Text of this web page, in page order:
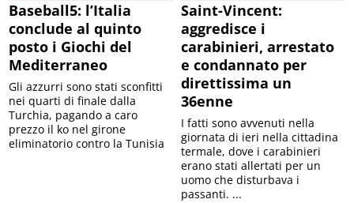
Baseball5: l’Italia
conclude al quinto
posto i Giochi del
Mediterraneo
Gli azzurri sono stati sconfitti
nei quarti di finale dalla
Turchia, pagando a caro
prezzo il ko nel girone
eliminatorio contro la Tunisia
Saint-Vincent:
aggredisce i
carabinieri, arrestato
e condannato per
direttissima un
36enne
I fatti sono avvenuti nella
giornata di ieri nella cittadina
termale, dove i carabinieri
erano stati allertati per un
uomo che disturbava i
passanti. ...